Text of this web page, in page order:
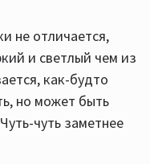
не отличается,
и светлый чем из
как-будто
но может быть
чуть заметнее